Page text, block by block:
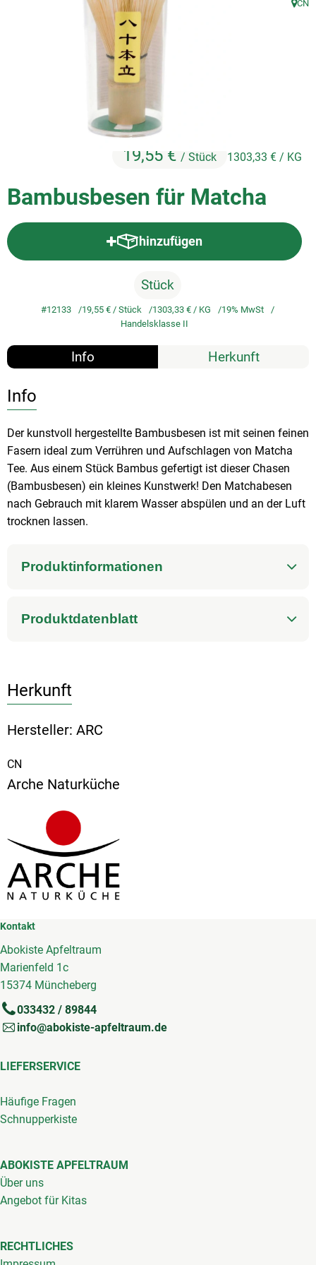
Unsere regionalen Erzeuger
Bambusbesen für Matcha
19,55 € / Stück 1303,33 € / KG
,
CN
hinzufügen
Produkt zum Warenkorb
Stück
#12133 19,55 €/ Stück 1303,33 €/ KG
19% MwSt
Handelsklasse II
Info Herkunft
Info
Der kunstvoll hergestellte Bambusbesen ist mit seinen feinen
Fasern ideal zum Verrühren und Aufschlagen von Matcha
Tee. Aus einem Stück Bambus gefertigt ist dieser Chasen
(Bambusbesen) ein kleines Kunstwerk! Den Matchabesen
nach Gebrauch mit klarem Wasser abspülen und an der Luft
trocknen lassen.
Produktinformationen
Produktdatenblatt
Herkunft
Hersteller: ARC
CN
Arche Naturküche
Kontakt
Abokiste Apfeltraum
Marienfeld 1c
15374 Müncheberg
033432 / 89844
info@abokiste-apfeltraum.de
LIEFERSERVICE
Häufige Fragen
Schnupperkiste
ABOKISTE APFELTRAUM
Über uns
Angebot für Kitas
RECHTLICHES